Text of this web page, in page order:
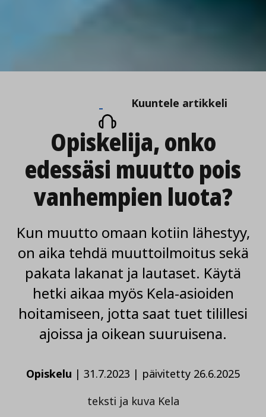
Kuuntele
artikkeli
Kuuntele artikkeli
Opiskelija, onko
edessäsi muutto pois
vanhempien luota?
Kun muutto omaan kotiin lähestyy,
on aika tehdä muuttoilmoitus sekä
pakata lakanat ja lautaset. Käytä
hetki aikaa myös Kela-asioiden
hoitamiseen, jotta saat tuet tilillesi
ajoissa ja oikean suuruisena.
Opiskelu | 31.7.2023 | päivitetty 26.6.2025
teksti ja kuva Kela